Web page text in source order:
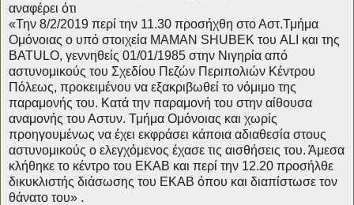
αναφέρει ότι
«Την 8/2/2019 περί την 11.30 προσήχθη στο Αστ.Τμήμα
Ομόνοιας ο υπό στοιχεία ΜΑΜΑΝ SHUBEK του ALI και της
BATULO, γεννηθείς 01/01/1985 στην Νιγηρία από
αστυνομικούς του Σχεδίου Πεζών Περιπολιών Κέντρου
Πόλεως, προκειμένου να εξακριβωθεί το νόμιμο της
παραμονής του. Κατά την παραμονή του στην αίθουσα
αναμονής του Αστυν. Τμήμα Ομόνοιας και χωρίς
προηγουμένως να έχει εκφράσει κάποια αδιαθεσία στους
αστυνομικούς ο ελεγχόμενος έχασε τις αισθήσεις του. Άμεσα
κλήθηκε το κέντρο του ΕΚΑΒ και περί την 12.20 προσήλθε
δικυκλιστής διάσωσης του ΕΚΑΒ όπου και διαπίστωσε τον
θάνατο του» .